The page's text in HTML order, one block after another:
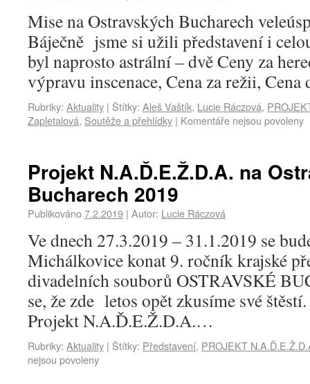
Mise na Ostravských Bucharech
Báječně jsme si užili představení i
byl naprosto astrální – dvě Ceny za
výpravu inscenace, Cena za režii,
Rubriky: Aktuality | Štítky: Aleš Vaštík, Lucie Ráczová,
Zapletalová, Soutěže a přehlídky | Komentáře nejsou povoleny
Projekt N.A.Ď.E.Ž.D.A. na
Bucharech 2019
Publikováno7.2.2019 | Autor: Lucie Ráczová
Ve dnech 27.3.2019 – 31.1.2019 se
Michálkovice konat 9. ročník krajské
divadelních souborů OSTRAVSKÉ
se, že zde letos opět zkusíme své
Projekt N.A.Ď.E.Ž.D.A.…
Rubriky: Aktuality | Štítky: Představení, PROJEKT
nejsou povoleny